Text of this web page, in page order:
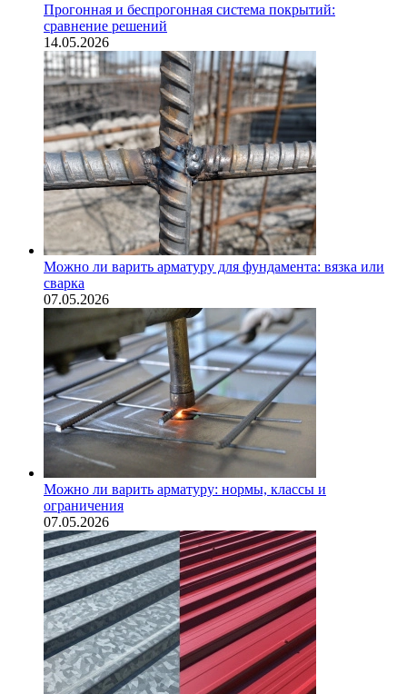
Прогонная и беспрогонная система покрытий:
сравнение решений
14.05.2026
Можно ли варить арматуру для фундамента: вязка или
сварка
07.05.2026
Можно ли варить арматуру: нормы, классы и
ограничения
07.05.2026